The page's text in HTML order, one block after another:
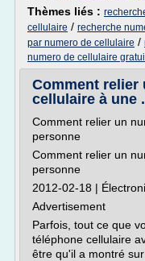
Thèmes liés :
cellulaire / recherche
par numero de cellulaire /
numero de cellulaire
Comment relier
cellulaire à une
Comment relier un
personne
Comment relier un
personne
2012-02-18 |
Advertisement
Parfois, tout ce que
téléphone cellulaire
être qu'il a montré